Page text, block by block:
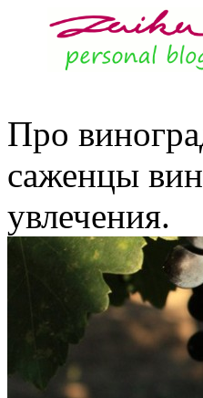
Про
саженцы
увлечения.